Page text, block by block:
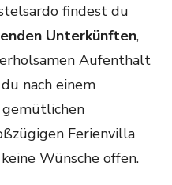
findest du
Unterkünften,
Aufenthalt
nach einem
Ferienvilla
Wünsche offen.